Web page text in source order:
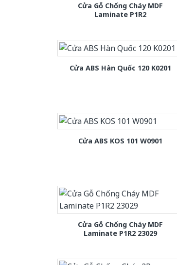
Cửa Gỗ Chống Cháy MDF
Laminate P1R2
Cửa ABS Hàn Quốc 120 K0201
Cửa ABS KOS 101 W0901
Cửa Gỗ Chống Cháy MDF
Laminate P1R2 23029